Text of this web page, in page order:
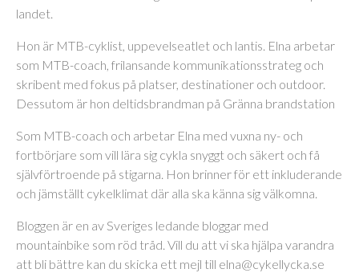
landet.
Hon är MTB-cyklist, uppevelseatlet och lantis. Elna arbetar
som MTB-coach, frilansande kommunikationsstrateg och
skribent med fokus på platser, destinationer och outdoor.
Dessutom är hon deltidsbrandman på Gränna brandstation
Som MTB-coach och arbetar Elna med vuxna ny- och
fortbörjare som vill lära sig cykla snyggt och säkert och få
självförtroende på stigarna. Hon brinner för ett inkluderande
och jämställt cykelklimat där alla ska känna sig välkomna.
Bloggen är en av Sveriges ledande bloggar med
mountainbike som röd tråd. Vill du att vi ska hjälpa varandra
att bli bättre kan du skicka ett mejl till elna@cykellycka.se